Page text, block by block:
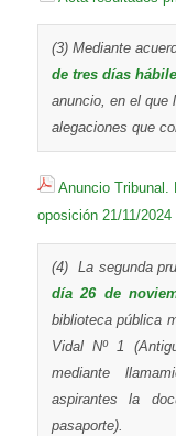
(3) Mediante
de tres días
anuncio, en el que
alegaciones que
Anuncio Tribunal.
oposición 21/11/2024
(4) La segunda
día 26 de
biblioteca pública
Vidal Nº 1
mediante
aspirantes la
pasaporte).